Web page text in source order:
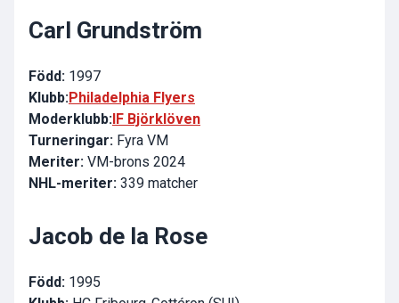
Carl Grundström
Född: 1997
Klubb:Philadelphia Flyers
Moderklubb: IF Björklöven
Turneringar: Fyra VM
Meriter: VM-brons 2024
NHL-meriter: 339 matcher
Jacob de la Rose
Född: 1995